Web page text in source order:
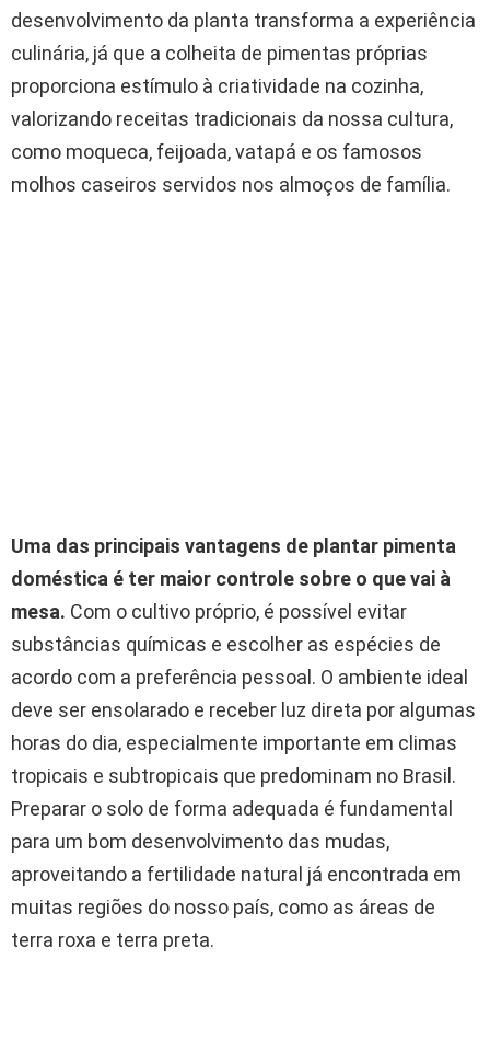
desenvolvimento da planta transforma a experiência
culinária, já que a colheita de pimentas próprias
proporciona estímulo à criatividade na cozinha,
valorizando receitas tradicionais da nossa cultura,
como moqueca, feijoada, vatapá e os famosos
molhos caseiros servidos nos almoços de família.
Uma das principais vantagens de plantar pimenta
doméstica é ter maior controle sobre o que vai à
mesa. Com o cultivo próprio, é possível evitar
substâncias químicas e escolher as espécies de
acordo com a preferência pessoal. O ambiente ideal
deve ser ensolarado e receber luz direta por algumas
horas do dia, especialmente importante em climas
tropicais e subtropicais que predominam no Brasil.
Preparar o solo de forma adequada é fundamental
para um bom desenvolvimento das mudas,
aproveitando a fertilidade natural já encontrada em
muitas regiões do nosso país, como as áreas de
terra roxa e terra preta.